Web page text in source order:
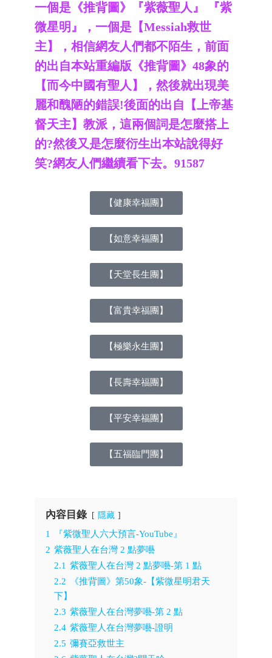
一個是《推背圖》『紫薇聖人』 『紫
微星明』，一個是【Messiah救世
主】，相信網友人們都不陌生 ，前面
的出自本站重編版《推背圖》48象的
【而今中國有聖人】，然後就出現美
麗和醜陋的錯誤!後面的出自【上帝基
督天主】教派，這兩個詞是怎麼搭上
的?然後又是怎麼衍生出本站說得好
笑?網友人們繼續看下去。91587
【健康幸福團】
【如意幸福團】
【天堂長生團】
【富貴幸福團】
【極樂永生團】
【長壽幸福團】
【平安幸福團】
【五福臨門團】
內容目錄 隱藏
1
『紫微聖人六大預言-YouTube』
2 紫薇聖人在台灣 2 點夢囈
2.1 紫薇聖人在台灣 2 點夢囈-第 1 點
2.2
《推背圖》第50象-【紫微星明君天
下】
2.3 紫薇聖人在台灣夢囈-第 2 點
2.4 紫薇聖人在台灣夢囈-證明
2.5 彌賽亞救世主